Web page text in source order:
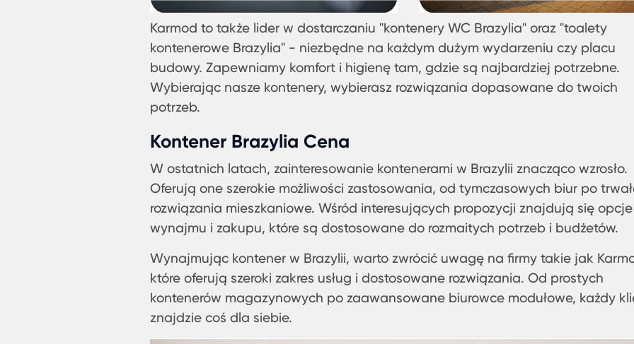
Karmod to także lider w dostarczaniu "kontenery WC Brazylia" oraz "toalety
kontenerowe Brazylia" - niezbędne na każdym dużym wydarzeniu czy placu
budowy. Zapewniamy komfort i higienę tam, gdzie są najbardziej potrzebne.
Wybierając nasze kontenery, wybierasz rozwiązania dopasowane do twoich
potrzeb.
Kontener Brazylia Cena
W ostatnich latach, zainteresowanie kontenerami w Brazylii znacząco wzrosło.
Oferują one szerokie możliwości zastosowania, od tymczasowych biur po
rozwiązania mieszkaniowe. Wśród interesujących propozycji znajdują się opcje
wynajmu i zakupu, które są dostosowane do rozmaitych potrzeb i budżetów.
Wynajmując kontener w Brazylii, warto zwrócić uwagę na firmy takie jak
które oferują szeroki zakres usług i dostosowane rozwiązania. Od prostych
kontenerów magazynowych po zaawansowane biurowce modułowe, każdy
znajdzie coś dla siebie.